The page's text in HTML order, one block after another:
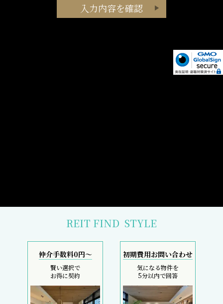
REIT FIND STYLE
仲介手数料0円～
賢い選択で
お得に契約
初期費用お問い合わせ
気になる物件を
5分以内で回答